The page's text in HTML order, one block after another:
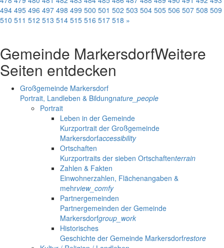
494 495 496 497 498 499 500 501 502 503 504 505 506 507 508 509
510 511 512 513 514 515 516 517 518 »
Gemeinde MarkersdorfWeitere
Seiten entdecken
Großgemeinde Markersdorf
Portrait, Landleben & Bildungnature_people
Portrait
Leben in der Gemeinde
Kurzportrait der Großgemeinde
Markersdorfaccessibility
Ortschaften
Kurzportraits der sieben Ortschaftenterrain
Zahlen & Fakten
Einwohnerzahlen, Flächenangaben &
mehrview_comfy
Partnergemeinden
Partnergemeinden der Gemeinde
Markersdorfgroup_work
Historisches
Geschichte der Gemeinde Markersdorfrestore